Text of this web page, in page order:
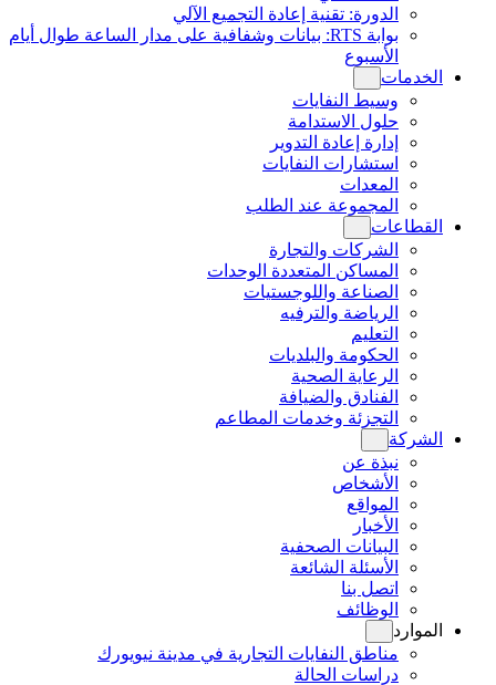
الدورة: تقنية إعادة التجميع الآلي
بوابة RTS: بيانات وشفافية على مدار الساعة طوال أيام
الأسبوع
الخدمات
وسيط النفايات
حلول الاستدامة
إدارة إعادة التدوير
استشارات النفايات
المعدات
المجموعة عند الطلب
القطاعات
الشركات والتجارة
المساكن المتعددة الوحدات
الصناعة واللوجستيات
الرياضة والترفيه
التعليم
الحكومة والبلديات
الرعاية الصحية
الفنادق والضيافة
التجزئة وخدمات المطاعم
الشركة
نبذة عن
الأشخاص
المواقع
الأخبار
البيانات الصحفية
الأسئلة الشائعة
اتصل بنا
الوظائف
الموارد
مناطق النفايات التجارية في مدينة نيويورك
دراسات الحالة